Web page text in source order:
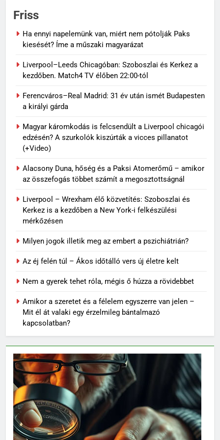
Friss
Ha ennyi napelemünk van, miért nem pótolják Paks
kiesését? Íme a műszaki magyarázat
Liverpool–Leeds Chicagóban: Szoboszlai és Kerkez a
kezdőben. Match4 TV élőben 22:00-tól
Ferencváros–Real Madrid: 31 év után ismét Budapesten
a királyi gárda
Magyar káromkodás is felcsendült a Liverpool chicagói
edzésén? A szurkolók kiszúrták a vicces pillanatot
(+Video)
Alacsony Duna, hőség és a Paksi Atomerőmű – amikor
az összefogás többet számít a megosztottságnál
Liverpool – Wrexham élő közvetítés: Szoboszlai és
Kerkez is a kezdőben a New York-i felkészülési
mérkőzésen
Milyen jogok illetik meg az embert a pszichiátrián?
Az éj felén túl – Ákos időtálló vers új életre kelt
Nem a gyerek tehet róla, mégis ő húzza a rövidebbet
Amikor a szeretet és a félelem egyszerre van jelen –
Mit él át valaki egy érzelmileg bántalmazó
kapcsolatban?
62
Topi Rönni a Ferencvárosban –
Új lendület a Fradi
jégkorongcsapatánál
SPORT